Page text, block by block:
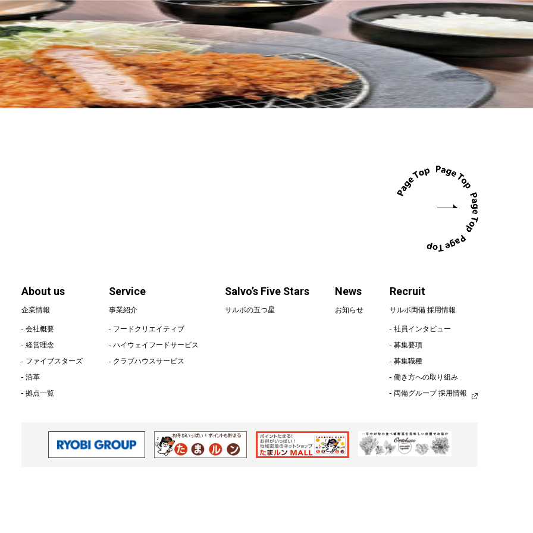
About us 企業情報
Salvo’s Five Stars
News お知らせ
Recruit サルボ両備 採用情報
社員インタビュー 募集要項 募集職種 働き方への取り組み
About us
企業情報
会社概要
経営理念
ファイブスターズ
沿革
拠点一覧
Service
事業紹介
フードクリエイティブ
ハイウェイフードサービス
クラブハウスサービス
Salvo’s Five Stars
サルボの五つ星
News
お知らせ
Recruit
サルボ両備 採用情報
社員インタビュー
募集要項
募集職種
働き方への取り組み
両備グループ 採用情報